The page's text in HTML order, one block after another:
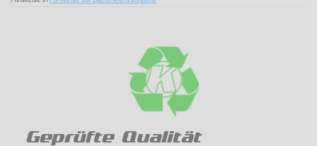
Umgebungen kann der Spieler für seine Sims ein
Freies Spiel und Story-Modus - 4 frei spielbare
Grundstücke kann der Spieler erkunden und im
Story-Modus auf 12 Grundstücken seine Ziele
Playstation 2
Geprüfte Qualität